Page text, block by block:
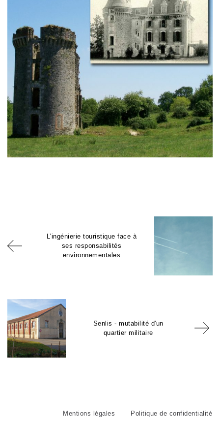
L’ingénierie touristique face à
ses responsabilités
environnementales
Senlis - mutabilité d'un
quartier militaire
Politique de confidentialité
Mentions légales